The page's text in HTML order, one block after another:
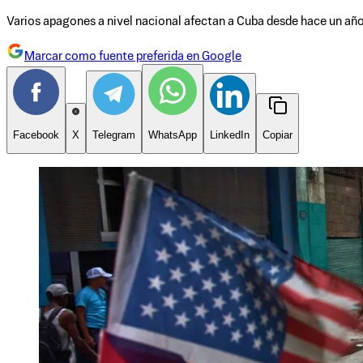
Varios apagones a nivel nacional afectan a Cuba desde hace un
Marcar como fuente preferida en Google
Facebook X Telegram WhatsApp LinkedIn Copiar